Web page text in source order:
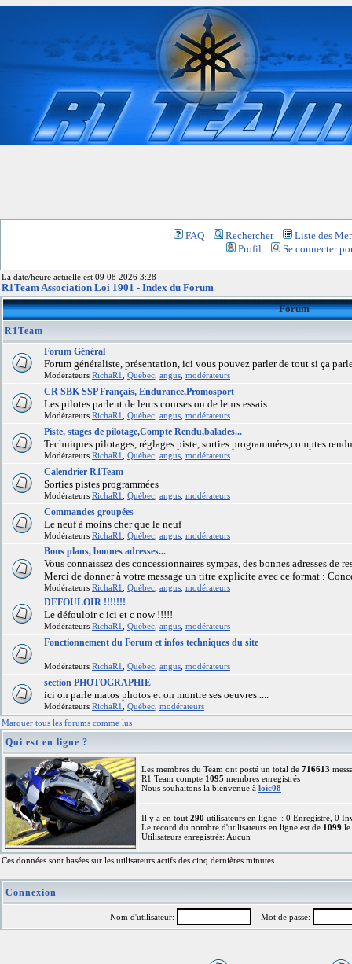
FAQ Rechercher
Liste des
Profil
Se connecter
La date/heure actuelle est 09 08 2026 3:28
R1Team Association Loi 1901 - Index du Forum
Forum
R1Team
Forum Général
Forum généraliste, présentation, ici vous pouvez parler de tout si ça
Modérateurs RichaR1 Québec angus modérateurs
CR SBK SSP Français, Endurance,Promosport
Les pilotes parlent de leurs courses ou de leurs essais
Modérateurs RichaR1 Québec angus modérateurs
Piste, stages de pilotage,Compte Rendu,balades...
Techniques pilotages, réglages piste, sorties programmées,comptes
Modérateurs RichaR1 Québec angus modérateurs
Calendrier R1Team
Sorties pistes programmées
Modérateurs RichaR1 Québec angus modérateurs
Commandes groupées
Le neuf à moins cher que le neuf
Modérateurs RichaR1 Québec angus modérateurs
Bons plans, bonnes adresses...
Vous connaissez des concessionnaires sympas, des bonnes adresses de
Merci de donner à votre message un titre explicite avec ce format :
Modérateurs RichaR1 Québec angus modérateurs
DEFOULOIR !!!!!!!
Le défouloir c ici et c now !!!!!
Modérateurs RichaR1 Québec angus modérateurs
Fonctionnement du Forum et infos techniques du site
Modérateurs RichaR1 Québec angus modérateurs
section PHOTOGRAPHIE
ici on parle matos photos et on montre ses oeuvres.....
Modérateurs RichaR1 Québec modérateurs
Marquer tous les forums comme lus
Qui est en ligne ?
Les membres du Team ont posté un total de 716613
R1 Team compte 1095 membres enregistrés
Nous souhaitons la bienvenue à loic08
Il y a en tout 290 utilisateurs en ligne :: 0 Enregistré, 0
Le record du nombre d'utilisateurs en ligne est de 1099 le
Utilisateurs enregistrés: Aucun
Ces données sont basées sur les utilisateurs actifs des cinq dernières minutes
Connexion
Nom d'utilisateur: Mot de passe: